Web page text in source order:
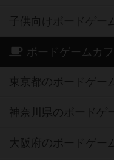
子供向けボードゲー
ボードゲームカ
東京都のボードゲー
神奈川県のボードゲ
大阪府のボードゲー